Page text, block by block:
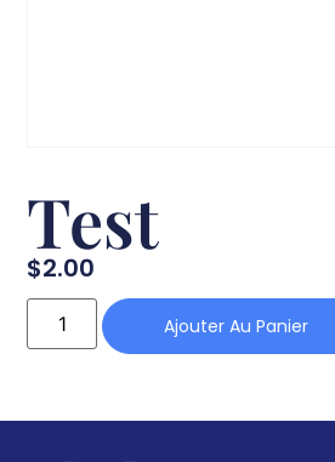
Test
$2.00
Ajouter Au Panier